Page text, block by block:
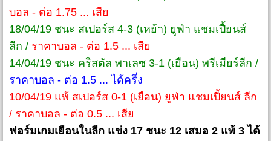
บอล - ต่อ 1.75 ... เสีย
18/04/19 ชนะ สเปอร์ส 4-3 (เหย้า) ยูฟ่า แชมเปี้ยนส์
ลีก / ราคาบอล - ต่อ 1.5 ... เสีย
14/04/19 ชนะ คริสตัล พาเลซ 3-1 (เยือน) พรีเมียร์ลีก /
ราคาบอล - ต่อ 1.5 ... ได้ครึ่ง
10/04/19 แพ้ สเปอร์ส 0-1 (เยือน) ยูฟ่า แชมเปี้ยนส์ ลีก
/ ราคาบอล - ต่อ 0.5 ... เสีย
ฟอร์มเกมเยือนในลีก แข่ง 17 ชนะ 12 เสมอ 2 แพ้ 3 ได้